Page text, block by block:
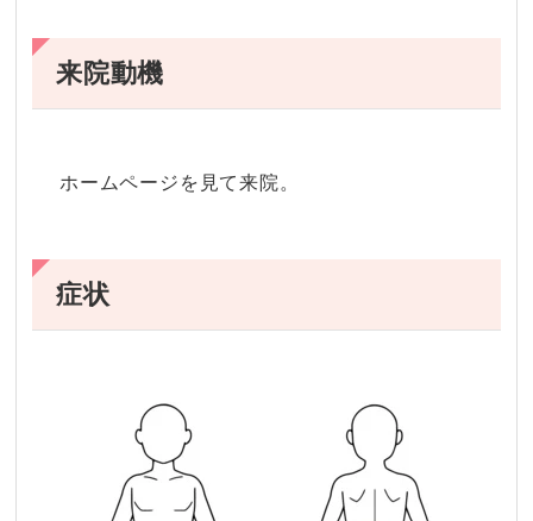
来院動機
ホームページを見て来院。
症状